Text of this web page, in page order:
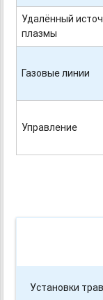
Удалённый
плазмы
Газовые линии
Управление
Установки